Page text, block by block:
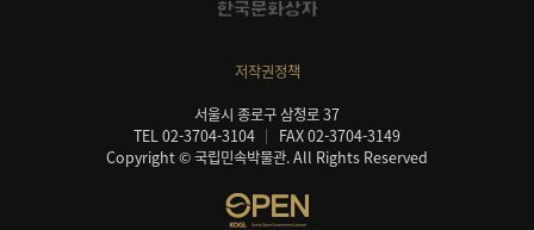
저작권정책
서울시 종로구 삼청로 37
TEL 02-3704-3104
FAX 02-3704-3149
Copyright © 국립민속박물관. All Rights Reserved